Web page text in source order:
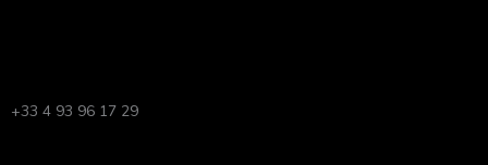
+33 4 93 96 17 29